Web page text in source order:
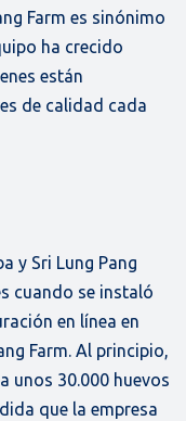
Farm es sinónimo
ha crecido
están
de calidad cada
y Sri Lung Pang
cuando se instaló
en línea en
Farm. Al principio,
unos 30.000 huevos
que la empresa